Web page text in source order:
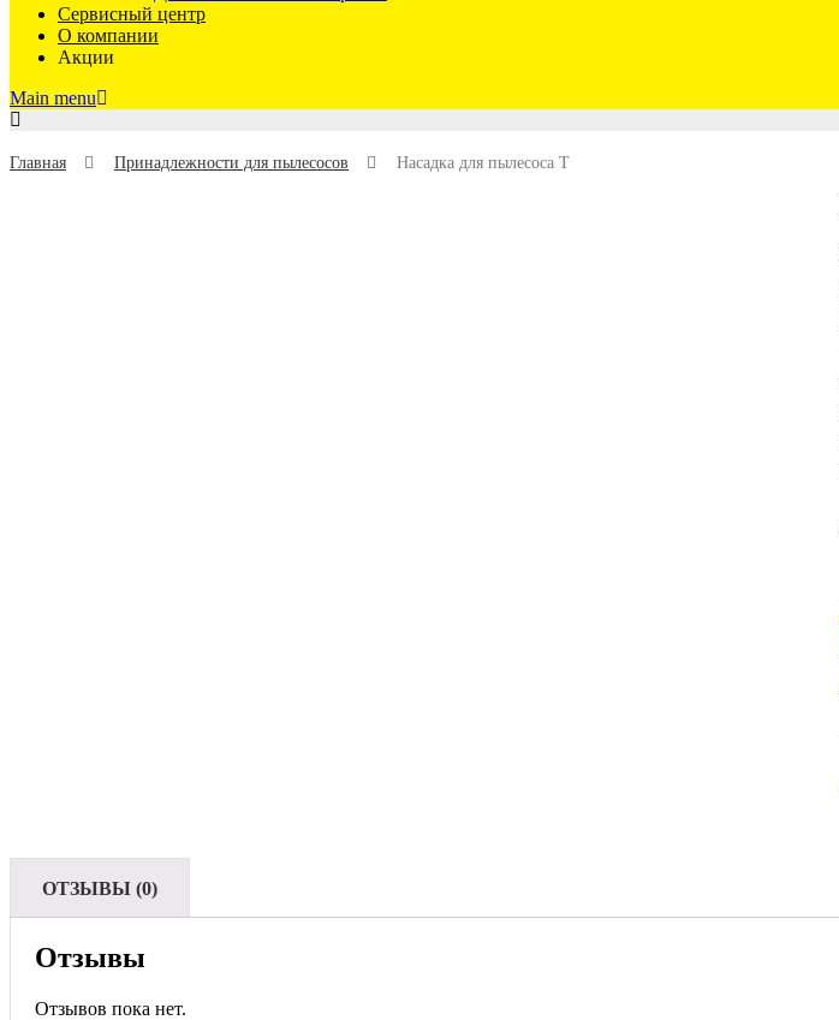
Сервисный центр
О компании
Акции
Main menu
Главная Принадлежности для пылесосов Насадка для пылесоса Т
ОТЗЫВЫ (0)
Отзывы
Отзывов пока нет.